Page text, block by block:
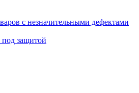
с незначительными дефектами
защитой